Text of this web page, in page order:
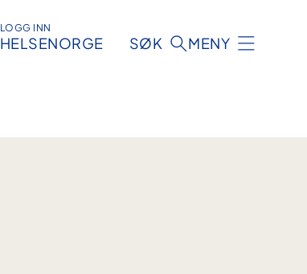
LOGG INN
HELSENORGE SØK MENY